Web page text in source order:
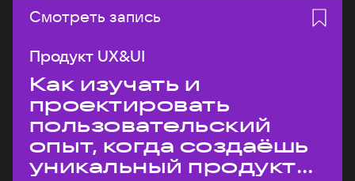
Смотреть запись
Продукт UX&UI
Как изучать и
проектировать
пользовательский
опыт, когда создаёшь
уникальный продукт